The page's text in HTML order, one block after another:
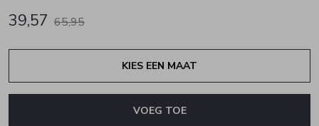
39,57 65,95
KIES EEN MAAT
VOEG TOE